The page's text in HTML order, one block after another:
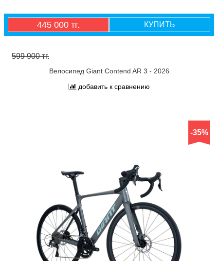
445 000 тг. КУПИТЬ
599 900 тг.
Велосипед Giant Contend AR 3 - 2026
добавить к сравнению
-35%